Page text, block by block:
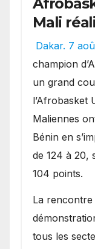
Mali
festival
une
Bénin.
Dakar. 7
champion
un grand
l’Afrobasket
Maliennes
Bénin en
de 124 à 20,
104 points.
La
tous les